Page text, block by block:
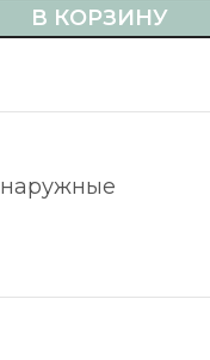
В КОРЗИНУ